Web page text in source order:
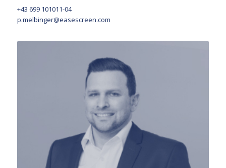
+43 699 101011-04
p.melbinger@easescreen.com